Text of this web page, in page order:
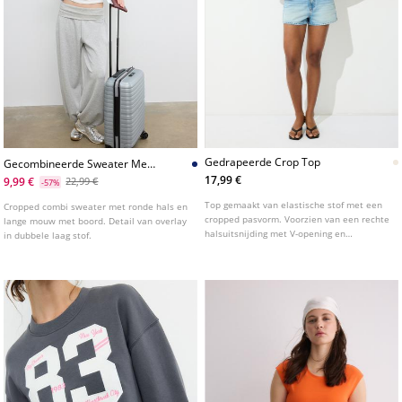
Gecombineerde Sweater Met
Plaatsing
9,99 € -57% 22,99 €
Cropped combi sweater met ronde hals en
lange mouw met boord. Detail van overlay
in dubbele laag stof.
Gedrapeerde Crop Top
17,99 €
Top gemaakt van elastische stof met een
cropped pasvorm. Voorzien van een rechte
halsuitsnijding met V-opening en